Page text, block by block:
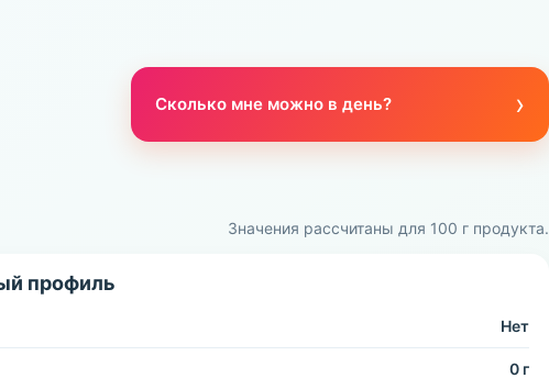
Сколько мне можно в день? ›
Значения рассчитаны для 100 г продукта.
профиль
Нет
0 г